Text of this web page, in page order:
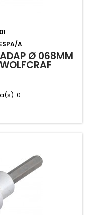
A
ADAP Ø 068MM
0